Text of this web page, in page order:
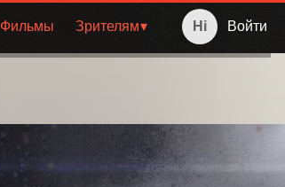
Фильмы Зрителям Войти